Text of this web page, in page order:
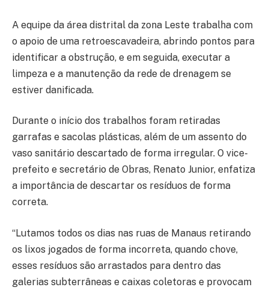
A equipe da área distrital da zona Leste trabalha com
o apoio de uma retroescavadeira, abrindo pontos para
identificar a obstrução, e em seguida, executar a
limpeza e a manutenção da rede de drenagem se
estiver danificada.
Durante o início dos trabalhos foram retiradas
garrafas e sacolas plásticas, além de um assento do
vaso sanitário descartado de forma irregular. O vice-
prefeito e secretário de Obras, Renato Junior, enfatiza
a importância de descartar os resíduos de forma
correta.
“Lutamos todos os dias nas ruas de Manaus retirando
os lixos jogados de forma incorreta, quando chove,
esses resíduos são arrastados para dentro das
galerias subterrâneas e caixas coletoras e provocam